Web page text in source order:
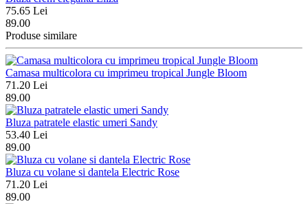
75.65 Lei
89.00
Produse similare
Camasa multicolora cu imprimeu tropical Jungle Bloom
71.20 Lei
89.00
Bluza patratele elastic umeri Sandy
53.40 Lei
89.00
Bluza cu volane si dantela Electric Rose
71.20 Lei
89.00